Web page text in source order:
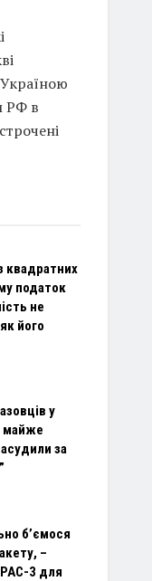
РФ в
квадратних
податок
не
його
у
майже
за
б’ємося
–
3 для